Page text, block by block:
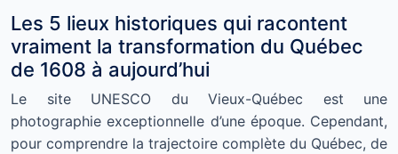
Les 5 lieux historiques qui racontent
vraiment la transformation du Québec
de 1608 à aujourd’hui
Le site UNESCO du Vieux-Québec est une
photographie exceptionnelle d’une époque. Cependant,
pour comprendre la trajectoire complète du Québec, de